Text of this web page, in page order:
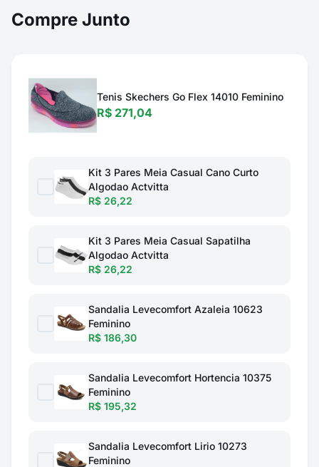
Compre Junto
Tenis Skechers Go Flex 14010 Feminino
R$ 271,04
Kit 3 Pares Meia Casual Cano Curto
Algodao Actvitta
R$ 26,22
Kit 3 Pares Meia Casual Sapatilha
Algodao Actvitta
R$ 26,22
Sandalia Levecomfort Azaleia 10623
Feminino
R$ 186,30
Sandalia Levecomfort Hortencia 10375
Feminino
R$ 195,32
Sandalia Levecomfort Lirio 10273
Feminino